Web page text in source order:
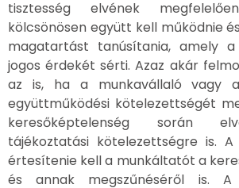
tisztesség elvének
kölcsönösen együtt kell működnie
magatartást tanúsítania, amely
jogos érdekét sérti. Azaz akár
az is, ha a munkavállaló vagy
együttműködési kötelezettségét
keresőképtelenség során
tájékoztatási kötelezettségre is. A
értesítenie kell a munkáltatót a
és annak megszűnéséről is.